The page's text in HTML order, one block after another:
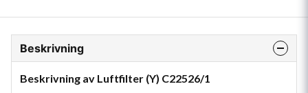
Beskrivning
Beskrivning av Luftfilter (Y) C22526/1